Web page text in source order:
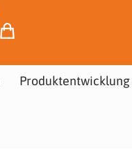
Produktentwicklung